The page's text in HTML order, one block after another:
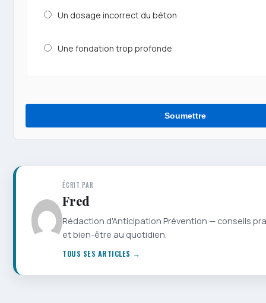
Un dosage incorrect du béton
Une fondation trop profonde
Soumettre
ÉCRIT PAR
Fred
Rédaction d'Anticipation Prévention — conseils
et bien-être au quotidien.
TOUS SES ARTICLES →